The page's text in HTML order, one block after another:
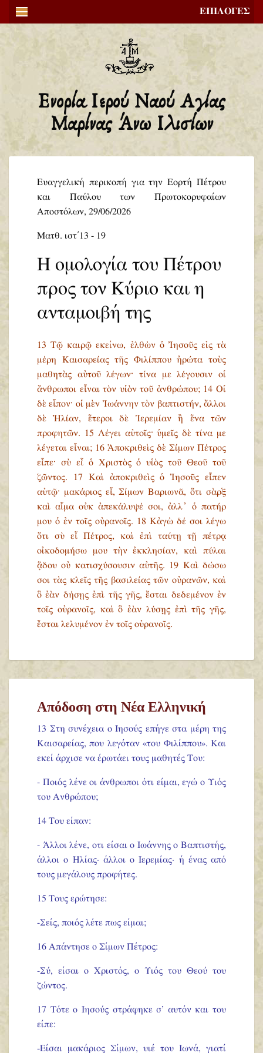
ΕΠΙΛΟΓΕΣ
Ενορία Ιερού Ναού Αγίας
Μαρίνας Άνω Ιλισίων
Ευαγγελική περικοπή για την Εορτή Πέτρου
και Παύλου των Πρωτοκορυφαίων
Αποστόλων, 29/06/2026
Ματθ. ιστ΄ 13 - 19
Η ομολογία του Πέτρου
προς τον Κύριο και η
ανταμοιβή της
13 Τῷ καιρῷ εκείνω, ἐλθὼν ὁ Ἰησοῦς εἰς τὰ
μέρη Καισαρείας τῆς Φιλίππου ἠρώτα τοὺς
μαθητὰς αὐτοῦ λέγων· τίνα με λέγουσιν οἱ
ἄνθρωποι εἶναι τὸν υἱὸν τοῦ ἀνθρώπου; 14 Οἱ
δὲ εἶπον· οἱ μὲν Ἰωάννην τὸν βαπτιστήν, ἄλλοι
δὲ Ἠλίαν, ἕτεροι δὲ Ἱερεμίαν ἢ ἕνα τῶν
προφητῶν. 15 Λέγει αὐτοῖς· ὑμεῖς δὲ τίνα με
λέγεται εἶναι; 16 Ἀποκριθεὶς δὲ Σίμων Πέτρος
εἶπε· σὺ εἶ ὁ Χριστὸς ὁ υἱὸς τοῦ Θεοῦ τοῦ
ζῶντος.
17 Καὶ ἀποκριθεὶς ὁ Ἰησοῦς εἶπεν
αὐτῷ· μακάριος εἶ, Σίμων Βαριωνᾶ, ὅτι σὰρξ
καὶ αἷμα οὐκ ἀπεκάλυψέ σοι, ἀλλ᾿ ὁ πατήρ
μου ὁ ἐν τοῖς οὐρανοῖς. 18 Κἀγὼ δέ σοι λέγω
ὅτι σὺ εἶ Πέτρος, καὶ ἐπὶ ταύτῃ τῇ πέτρᾳ
οἰκοδομήσω μου τὴν ἐκκλησίαν, καὶ πύλαι
ᾅδου οὐ κατισχύσουσιν αὐτῆς. 19 Καὶ δώσω
σοι τὰς κλεῖς τῆς βασιλείας τῶν οὐρανῶν, καὶ
ὃ ἐὰν δήσῃς ἐπὶ τῆς γῆς, ἔσται δεδεμένον ἐν
τοῖς οὐρανοῖς, καὶ ὃ ἐὰν λύσῃς ἐπὶ τῆς γῆς,
ἔσται λελυμένον ἐν τοῖς οὐρανοῖς.
Απόδοση στη Νέα Ελληνική
13 Στη συνέχεια ο Ιησούς επήγε στα μέρη της
Καισαρείας, που λεγόταν «του Φιλίππου». Και
εκεί άρχισε να έρωτάει τους μαθητές Του:
- Ποιός λένε οι άνθρωποι ότι είμαι, εγώ ο Υιός
του Ανθρώπου;
14 Του είπαν:
- Άλλοι λένε, οτι είσαι ο Ιωάννης ο Βαπτιστής,
άλλοι ο Ηλίας· άλλοι ο Ιερεμίας· ή ένας από
τους μεγάλους προφήτες.
15 Τους ερώτησε:
-Σείς, ποιός λέτε πως είμαι;
16 Απάντησε ο Σίμων Πέτρος:
-Σύ, είσαι ο Χριστός, ο Υιός του Θεού του
ζώντος.
17 Τότε ο Ιησούς στράφηκε σ’ αυτόν και του
είπε:
-Είσαι μακάριος Σίμων, υιέ του Ιωνά, γιατί